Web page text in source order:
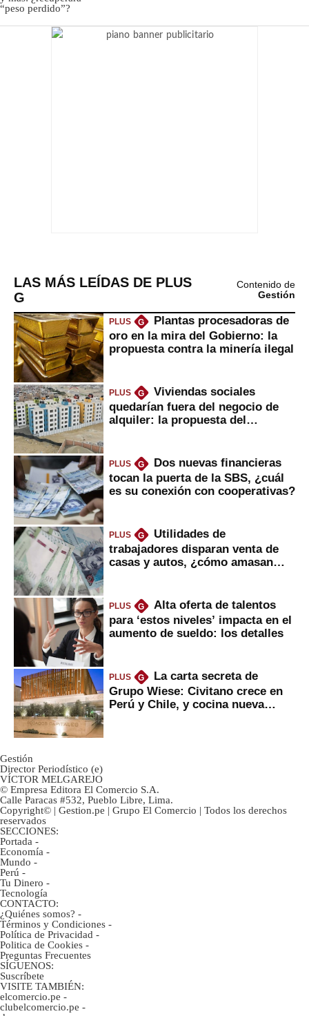
LAS MÁS LEÍDAS DE PLUS
G
Contenido de
Gestión
PLUS G
Plantas procesadoras de
oro en la mira del Gobierno: la
propuesta contra la minería ilegal
PLUS G
Viviendas sociales
quedarían fuera del negocio de
alquiler: la propuesta del
PLUS G
Dos nuevas financieras
tocan la puerta de la SBS, ¿cuál
es su conexión con cooperativas?
PLUS G
Utilidades de
trabajadores disparan venta de
casas y autos, ¿cómo amasan
PLUS G
Alta oferta de talentos
para ‘estos niveles’ impacta en el
aumento de sueldo: los detalles
PLUS G
La carta secreta de
Grupo Wiese: Civitano crece en
Perú y Chile, y cocina nueva
Gestión
Director Periodístico (e)
VÍCTOR MELGAREJO
© Empresa Editora El Comercio S.A.
Calle Paracas #532, Pueblo Libre, Lima.
Copyright© | Gestion.pe | Grupo El Comercio | Todos los derechos
reservados
SECCIONES:
Portada -
Economía -
Mundo -
Perú -
Tu Dinero -
Tecnología
CONTACTO:
¿Quiénes somos? -
Términos y Condiciones -
Política de Privacidad -
Politica de Cookies -
Preguntas Frecuentes
SÍGUENOS:
Suscríbete
VISITE TAMBIÉN:
elcomercio.pe -
clubelcomercio.pe -